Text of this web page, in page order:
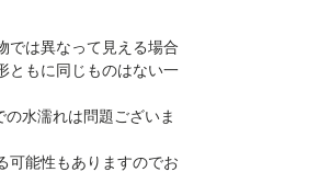
では異なって見える場合
ともに同じものはない一
水濡れは問題ございま
可能性もありますのでお